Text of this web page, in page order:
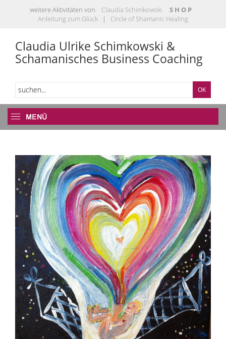
weitere Aktivitäten von Claudia Schimkowski
S H O P
Anleitung zum Glück | Circle of Shamanic Healing
Claudia Ulrike Schimkowski &
Schamanisches Business Coaching